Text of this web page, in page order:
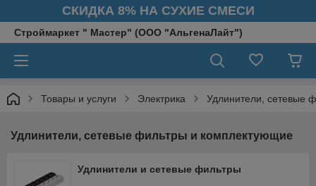
СКИДКА 8% НА СУХИЕ СМЕСИ
Строймаркет " Мастер" (ООО "АльгенаЛайт")
Товары и услуги Электрика Удлинители, сетевые
Удлинители, сетевые фильтры и комплектующие
Удлинители и сетевые фильтры